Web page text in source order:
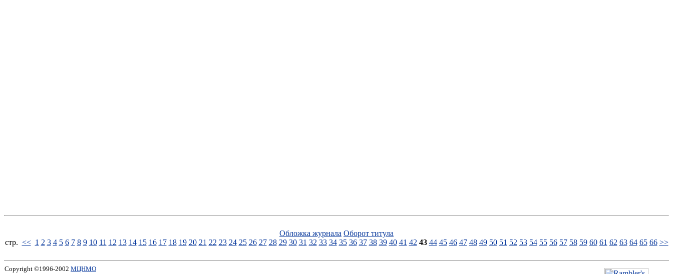
Обложка журнала Оборот титула
стp. << 1 2 3 4 5 6 7 8 9 10 11 12 13 14 15 16 17 18 19 20 21 22 23 24 25 26 27 28 29 30 31 32 33 34 35 36 37 38 39 40 41 42 43 44 45 46 47 48 49 50 51 52 53 54 55 56 57 58 59 60 61 62 63 64 65 66 >>
Copyright ©1996-2002 МЦНМО